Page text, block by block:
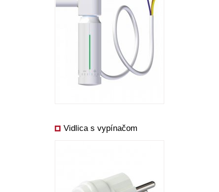
Vidlica s vypínačom